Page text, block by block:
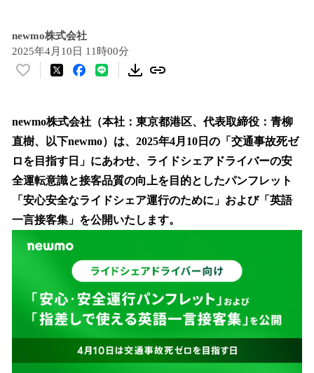
newmo株式会社
2025年4月10日 11時00分
い
！
数
を
読
み
込
み
中
す
newmo株式会社（本社：東京都港区、代表取締役：青柳
直樹、以下newmo）は、2025年4月10日の「交通事故死ゼ
ロを目指す日」にあわせ、ライドシェアドライバーの安
全運転意識と接客品質の向上を目的としたパンフレット
「安心安全なライドシェア運行のために」および「英語
一言接客集」を公開いたします。